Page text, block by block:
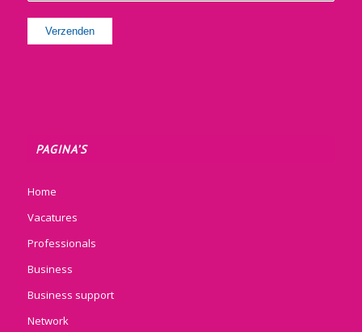
PAGINA’S
Home
Vacatures
Professionals
Business
Business support
Network